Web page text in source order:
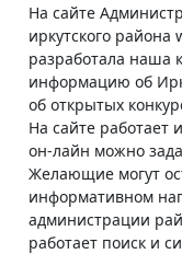
На сайте
иркутского
разработала наша
информацию об
об открытых
На сайте работает
он-лайн можно
Желающие могут
информативном
администрации
работает поиск и